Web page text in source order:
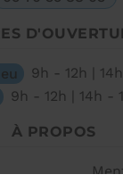
9h - 12h |
9h - 12h | 14h -
À PROPOS